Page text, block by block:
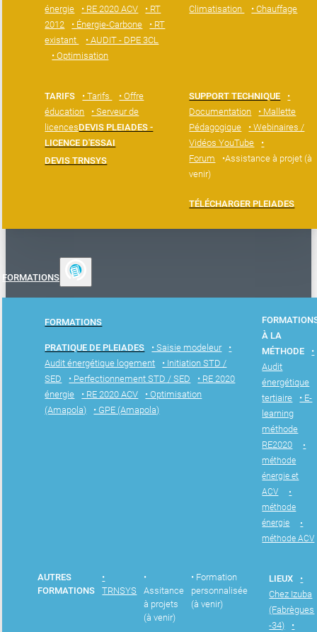
énergie
• RE 2020 ACV
• RT
2012
• Énergie-Carbone
• RT
existant
• AUDIT - DPE 3CL
• Optimisation
Climatisation
• Chauffage
TARIFS • Tarifs
• Offre
éducation
• Serveur de
licencesDEVIS PLEIADES -
LICENCE D'ESSAI
DEVIS TRNSYS
SUPPORT TECHNIQUE
•
Documentation
• Mallette
Pédagogique
• Webinaires /
Vidéos YouTube
•
Forum
•Assistance à projet (à
venir)
TÉLÉCHARGER PLEIADES
FORMATIONS
FORMATIONS
PRATIQUE DE PLEIADES • Saisie modeleur
•
Audit énergétique logement
• Initiation STD /
SED
• Perfectionnement STD / SED
• RE 2020
énergie
• RE 2020 ACV
• Optimisation
(Amapola)
• GPE (Amapola)
À LA
MÉTHODE
•
Audit
énergétique
tertiaire
• E-
learning
méthode
RE2020
•
méthode
énergie et
ACV
•
méthode
énergie
•
méthode ACV
AUTRES
FORMATIONS
•
TRNSYS
•
Assitance
à projets
(à venir)
• Formation
personnalisée
(à venir)
LIEUX
•
Chez Izuba
(Fabrègues
-34)
•